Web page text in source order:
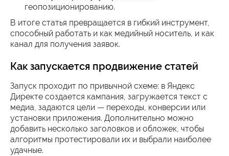
геопозиционированию.
В итоге статья превращается в гибкий инструмент,
способный работать и как медийный носитель, и как
канал для получения заявок.
Как запускается продвижение статей
Запуск проходит по привычной схеме: в Яндекс
Директе создается кампания, загружается текст с
медиа, задаются цели — переходы, конверсии или
установки приложения. Дополнительно можно
добавить несколько заголовков и обложек, чтобы
алгоритмы протестировали их и выбрали наиболее
удачные.